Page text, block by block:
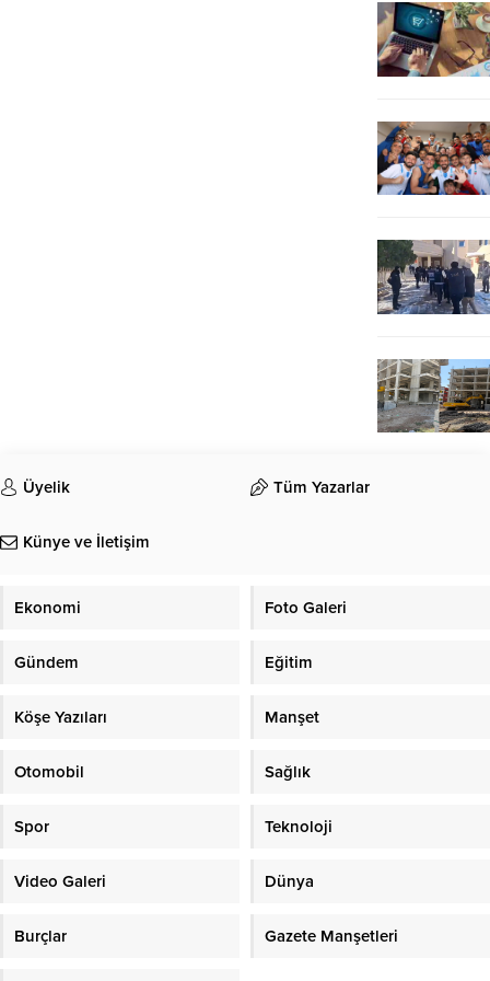
Üyelik Tüm Yazarlar
Künye ve İletişim
Ekonomi Foto Galeri
Gündem Eğitim
Köşe Yazıları Manşet
Otomobil Sağlık
Spor Teknoloji
Video Galeri Dünya
Burçlar Gazete Manşetleri